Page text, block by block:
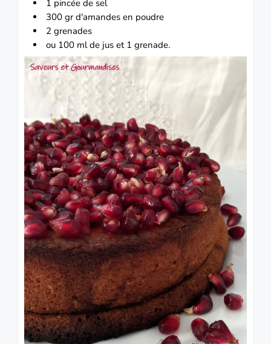
1 pincée de sel
300 gr d'amandes en poudre
2 grenades
ou 100 ml de jus et 1 grenade.